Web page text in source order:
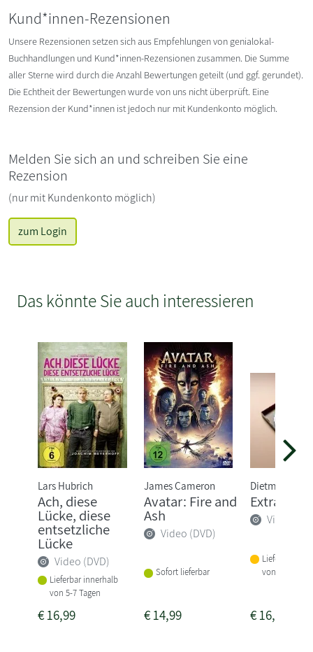
Kund*innen-Rezensionen
Unsere Rezensionen setzen sich aus Empfehlungen von genialokal-
Buchhandlungen und Kund*innen-Rezensionen zusammen. Die Summe
aller Sterne wird durch die Anzahl Bewertungen geteilt (und ggf. gerundet).
Die Echtheit der Bewertungen wurde von uns nicht überprüft. Eine
Rezension der Kund*innen ist jedoch nur mit Kundenkonto möglich.
Melden Sie sich an und schreiben Sie eine
Rezension
(nur mit Kundenkonto möglich)
zum Login
Das könnte Sie auch interessieren
Lars Hubrich
Ach, diese
Lücke, diese
entsetzliche
Lücke
Video (DVD)
Lieferbar innerhalb
von 5-7 Tagen
€16,99
James Cameron
Avatar: Fire and
Ash
Video (DVD)
Sofort lieferbar
€14,99
Dietmar
Video
Lieferbar
von 3
€16,99